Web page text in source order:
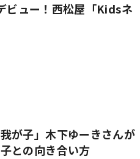
ュー！西松屋「Kidsネ
が子」木下ゆーきさんが
との向き合い方